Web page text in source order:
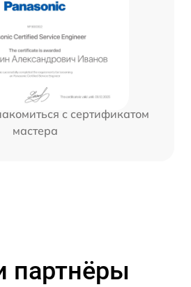
с сертификатом
мастера
партнёры